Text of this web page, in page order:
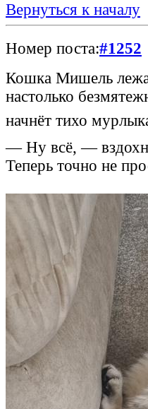
Вернуться к началу
Номер поста:#1252
Кошка Мишель
настолько
начнёт тихо
— Ну всё, —
Теперь точно не